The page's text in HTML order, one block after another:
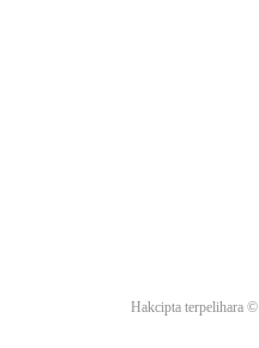
Hakcipta terpelihara ©